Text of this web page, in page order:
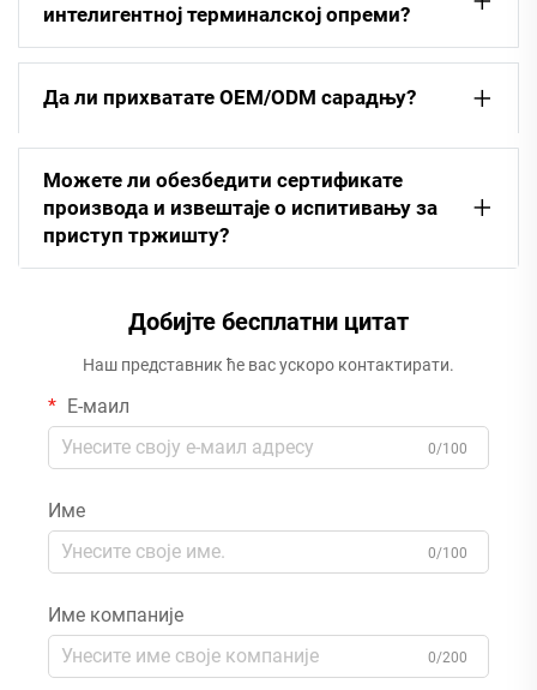
интелигентној терминалској опреми?
Да ли прихватате OEM/ODM сарадњу?
Можете ли обезбедити сертификате
производа и извештаје о испитивању за
приступ тржишту?
Добијте бесплатни цитат
Наш представник ће вас ускоро контактирати.
Е-маил
0/100
Име
0/100
Име компаније
0/200